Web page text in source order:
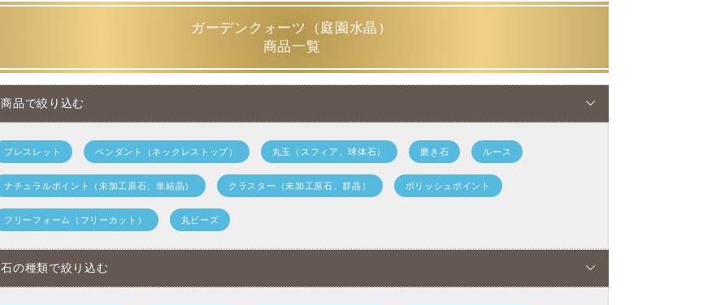
ガーデンクォーツとは（ガーデン水晶、庭園水晶）
た様子から「苔入り水晶」とも呼ばれており、見た目も通常の水晶とはまったく異なるため世界中にファ
ンがいます。
ライト、マイカ、アンフィボール、ロイヒテンバージャイトなど様々な内包物が閉じ込められます。
また、橙色や茶褐色に発色する鉱物は、主にリモナイト（褐鉄鉱）やヘマタイト（赤鉄鉱）が要因とされ
ています。白色はロイヒテンバージャイト（白泥石）やトレモライト（透閃石）が要因とされ、光沢のあ
る鉱物はマイカや角閃石などとも...。
しかし実のところ、結晶の数だけ内包される鉱物の内容は異なりますので、このガーデンクォーツに内包
されている明確な情報は鑑別機関に出したとしても特定は困難
ガーデンクォーツ（庭園水晶）
商品一覧
商品で絞り込む
ブレスレット ペンダント（ネックレストップ） 丸玉（スフィア、球体石） 磨き石 ルース
ナチュラルポイント（未加工原石、単結晶） クラスター（未加工原石、群晶） ポリッシュポイント
フリーフォーム（フリーカット） 丸ビーズ
石の種類で絞り込む